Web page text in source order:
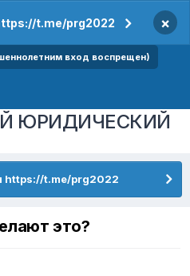
t.me/prg2022 ×
вход воспрещен)
ЮРИДИЧЕСКИЙ
https://t.me/prg2022
это?